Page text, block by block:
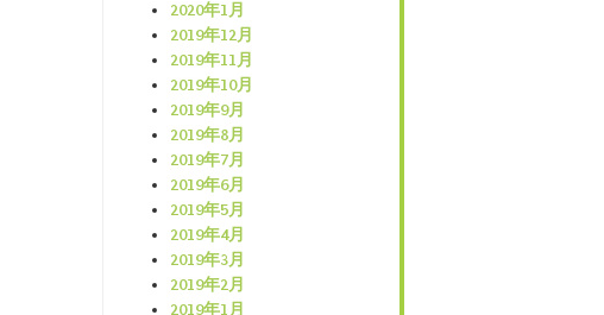
2020年1月
2019年12月
2019年11月
2019年10月
2019年9月
2019年8月
2019年7月
2019年6月
2019年5月
2019年4月
2019年3月
2019年2月
2019年1月